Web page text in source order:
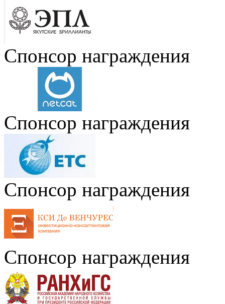
Спонсор награждения
Спонсор награждения
Спонсор награждения
Спонсор награждения